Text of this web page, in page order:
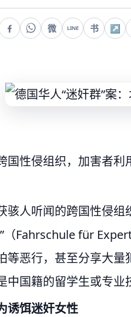
微 LINE 书 ↗
性侵组织，加害者利
骇人听闻的跨国性侵
（Fahrschule für
等恶行，甚至分享大
中国籍的留学生或专业
诱饵迷奸女性